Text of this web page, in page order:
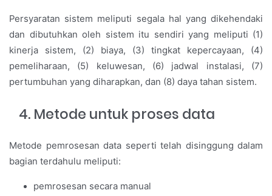
Persyaratan sistem meliputi segala hal yang dikehendaki
dan dibutuhkan oleh sistem itu sendiri yang meliputi (1)
kinerja sistem, (2) biaya, (3) tingkat kepercayaan, (4)
pemeliharaan, (5) keluwesan, (6) jadwal instalasi, (7)
pertumbuhan yang diharapkan, dan (8) daya tahan sistem.
Metode untuk proses data
Metode pemrosesan data seperti telah disinggung dalam
bagian terdahulu meliputi:
pemrosesan secara manual